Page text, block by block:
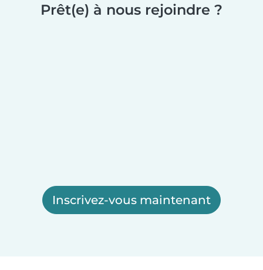
Prêt(e) à nous rejoindre ?
Inscrivez-vous maintenant